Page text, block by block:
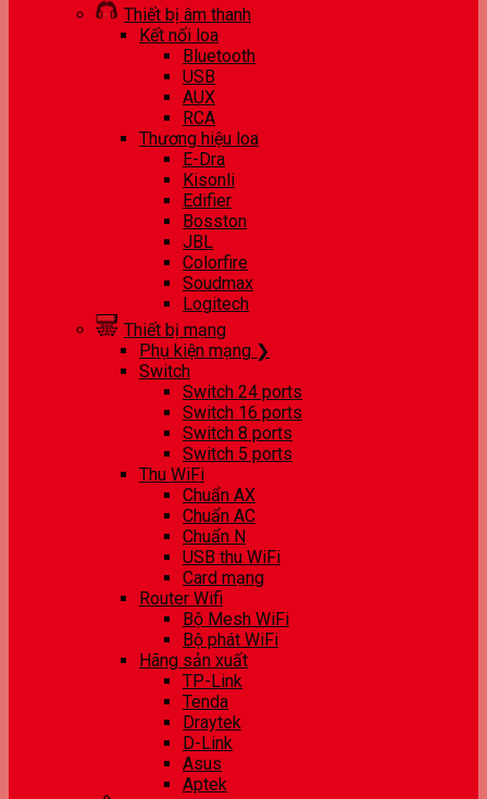
Thiết bị âm thanh
Kết nối loa
Bluetooth
USB
AUX
RCA
Thương hiệu loa
E-Dra
Kisonli
Edifier
Bosston
JBL
Colorfire
Soudmax
Logitech
Thiết bị mạng
Phụ kiện mạng ❯
Switch
Switch 24 ports
Switch 16 ports
Switch 8 ports
Switch 5 ports
Thu WiFi
Chuẩn AX
Chuẩn AC
Chuẩn N
USB thu WiFi
Card mạng
Router Wifi
Bộ Mesh WiFi
Bộ phát WiFi
Hãng sản xuất
TP-Link
Tenda
Draytek
D-Link
Asus
Aptek